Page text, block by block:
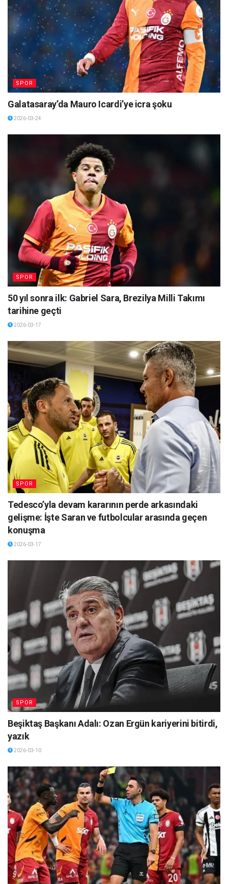
SPOR
Galatasaray’da Mauro Icardi’ye icra şoku
2026-03-24
SPOR
50 yıl sonra ilk: Gabriel Sara, Brezilya Milli Takımı
tarihine geçti
2026-03-17
SPOR
Tedesco’yla devam kararının perde arkasındaki
gelişme: İşte Saran ve futbolcular arasında geçen
konuşma
2026-03-17
SPOR
Beşiktaş Başkanı Adalı: Ozan Ergün kariyerini bitirdi,
yazık
2026-03-10